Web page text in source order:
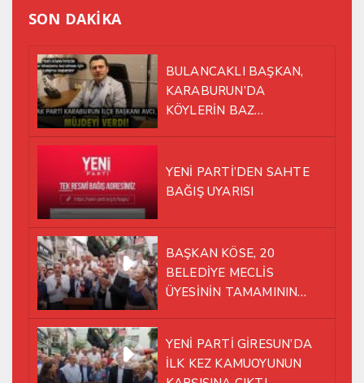
SON DAKİKA
BULANCAKLI BAŞKAN,
KARABURUN’DA
KÖYLERİN BAZ
YENİ PARTİ’DEN SAHTE
BAĞIŞ UYARISI
BAŞKAN KÖSE, 20
BELEDİYE MECLİS
ÜYESİNİN TAMAMININ
YÜRÜMEYE KARAR VERDİK
YENİ PARTİ GİRESUN’DA
İLK KEZ KAMUOYUNUN